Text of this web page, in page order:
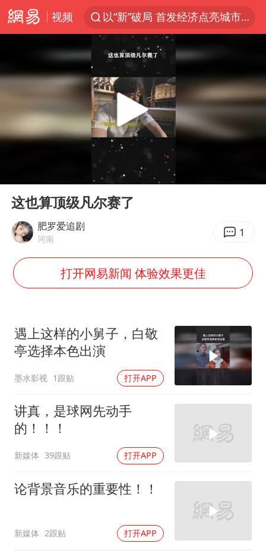
视频
以“新”破局 首发经济点亮城市消费活力
宇树科技发行价格150.80元/股
外交部发言人就广岛核爆81周年等答记者问
吉林一“温度计大楼”读数爆表
台风白海豚影响中国已成定局
我国编制完成新版全月地质图
中国五箭齐发反制美国
多地要求领导干部带头休假
村民谈“梅姨”：叫的其实是“媒姨”
郑国霖回应去景区上班被保安拦下
感觉全东北都在等7号
奋进开新局 实干挑大梁
Play
这也算顶级凡尔赛了
肥罗爱追剧
河南 1
打开网易新闻 体验效果更佳
遇上这样的小舅子，白敬
亭选择本色出演
墨水影视 1跟贴 打开APP
讲真，是球网先动手
的！！！
新媒体 39跟贴 打开APP
论背景音乐的重要性！！
新媒体 2跟贴 打开APP